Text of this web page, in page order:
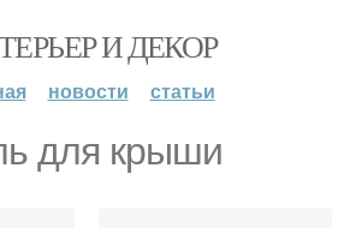
И ДЕКОР
новости статьи
для крыши